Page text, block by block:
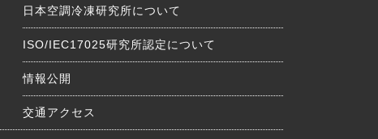
日本空調冷凍研究所について
ISO/IEC17025研究所認定について
情報公開
交通アクセス